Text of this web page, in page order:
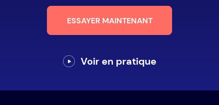
ESSAYER MAINTENANT
Voir en pratique